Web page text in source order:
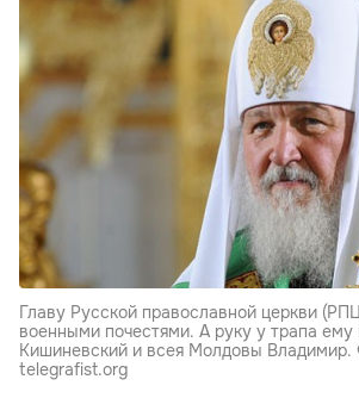
Главу Русской православной церкви
военными почестями. А руку у трапа ему
Кишиневский и всея Молдовы Владимир.
telegrafist.org